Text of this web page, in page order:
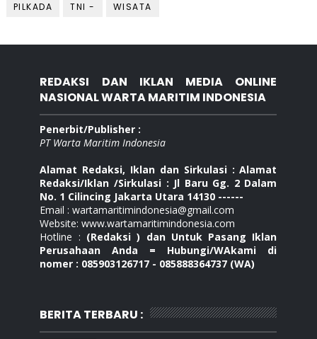
PILKADA
TNI - WISATA
REDAKSI DAN IKLAN MEDIA ONLINE
NASIONAL WARTA MARITIM INDONESIA
Penerbit/Publisher :
PT Warta Maritim Indonesia
Alamat Redaksi, Iklan dan Sirkulasi : Alamat
Redaksi/Iklan /Sirkulasi : Jl Baru Gg. 2 Dalam
No. 1 Cilincing Jakarta Utara 14130 ------
Email : wartamaritimindonesia@gmail.com
Website: www.wartamaritimindonesia.com
Hotline : (Redaksi ) dan Untuk Pasang Iklan
Perusahaan Anda = Hubungi/WAkami di
nomer : 085903126717 - 085888364737 (WA)
BERITA TERBARU :